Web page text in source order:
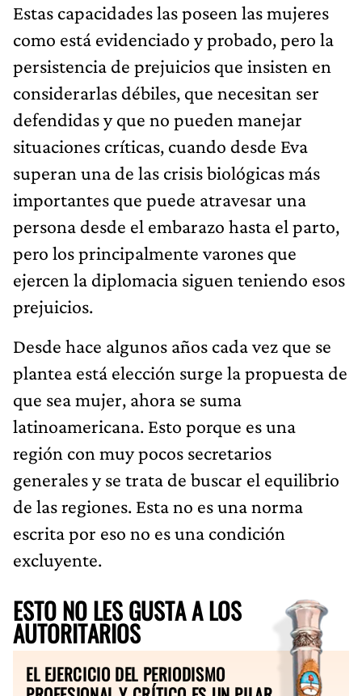
Estas capacidades las poseen las mujeres
como está evidenciado y probado, pero la
persistencia de prejuicios que insisten en
considerarlas débiles, que necesitan ser
defendidas y que no pueden manejar
situaciones críticas, cuando desde Eva
superan una de las crisis biológicas más
importantes que puede atravesar una
persona desde el embarazo hasta el parto,
pero los principalmente varones que
ejercen la diplomacia siguen teniendo esos
prejuicios.
Desde hace algunos años cada vez que se
plantea está elección surge la propuesta de
que sea mujer, ahora se suma
latinoamericana. Esto porque es una
región con muy pocos secretarios
generales y se trata de buscar el equilibrio
de las regiones. Esta no es una norma
escrita por eso no es una condición
excluyente.
ESTO NO LES GUSTA A LOS
AUTORITARIOS
EL EJERCICIO DEL PERIODISMO